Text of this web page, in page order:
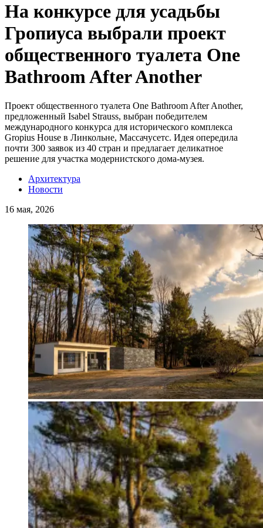
На конкурсе для усадьбы
Гропиуса выбрали проект
общественного туалета One
Bathroom After Another
Проект общественного туалета One Bathroom After Another,
предложенный Isabel Strauss, выбран победителем
международного конкурса для исторического комплекса
Gropius House в Линкольне, Массачусетс. Идея опередила
почти 300 заявок из 40 стран и предлагает деликатное
решение для участка модернистского дома-музея.
Архитектура
Новости
16 мая, 2026